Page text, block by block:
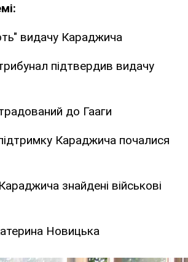
видачу Караджича
підтвердив видачу
до Гааги
Караджича почалися
знайдені військові
Новицька